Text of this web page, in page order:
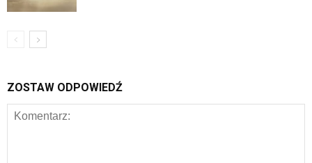
ZOSTAW ODPOWIEDŹ